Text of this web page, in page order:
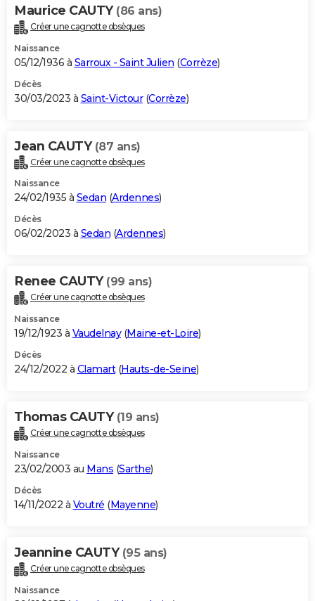
Maurice CAUTY (86 ans)
Créer une cagnotte obsèques
Naissance
05/12/1936 à Sarroux - Saint Julien (Corrèze)
Décès
30/03/2023 à Saint-Victour(Corrèze)
Jean CAUTY (87 ans)
Créer une cagnotte obsèques
Naissance
24/02/1935 à Sedan (Ardennes)
Décès
06/02/2023 à Sedan (Ardennes)
Renee CAUTY (99 ans)
Créer une cagnotte obsèques
Naissance
19/12/1923 à Vaudelnay(Maine-et-Loire)
Décès
24/12/2022 à Clamart(Hauts-de-Seine)
Thomas CAUTY (19 ans)
Créer une cagnotte obsèques
Naissance
23/02/2003 au Mans (Sarthe)
Décès
14/11/2022 à Voutré (Mayenne)
Jeannine CAUTY (95 ans)
Créer une cagnotte obsèques
Naissance